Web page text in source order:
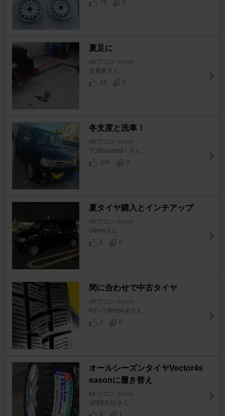
73 0
夏足に
eKワゴン [H82W]
楽農家さん
43
0
冬支度と洗車！
eKワゴン [H82W]
下津Express！さん
104
0
夏タイヤ購入とインチアップ
eKワゴン [H82W]
GInonさん
6
0
間に合わせで中古タイヤ
eKワゴン [H82W]
RE＋I @rzsd.jpさん
3
0
オールシーズンタイヤVector4s
easonに履き替え
eKワゴン [H82W]
SPEREALさん